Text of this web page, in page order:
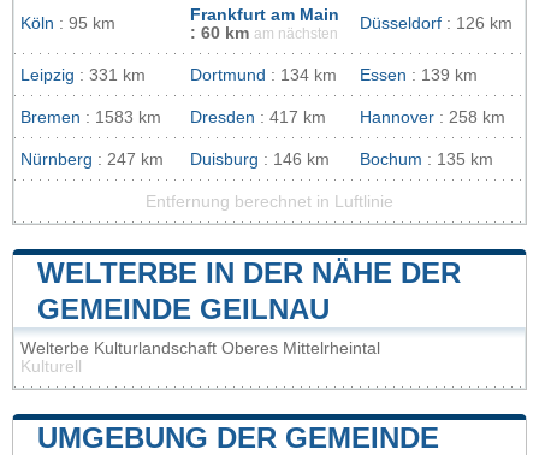
Köln : 95 km
Frankfurt am Main
: 60 km am nächsten
Düsseldorf : 126 km
Leipzig : 331 km Dortmund : 134 km Essen : 139 km
Bremen : 1583 km Dresden : 417 km Hannover : 258 km
Nürnberg : 247 km Duisburg : 146 km Bochum : 135 km
Entfernung berechnet in Luftlinie
WELTERBE IN DER NÄHE DER
GEMEINDE GEILNAU
Welterbe Kulturlandschaft Oberes Mittelrheintal
Kulturell
UMGEBUNG DER GEMEINDE